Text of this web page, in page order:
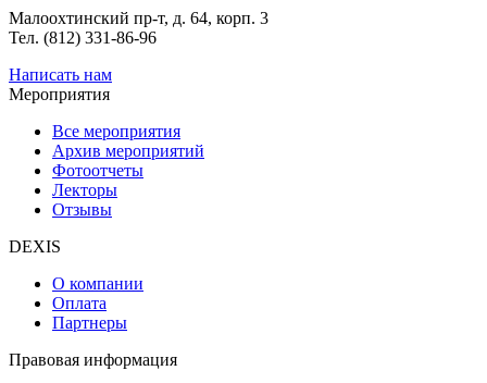
Малоохтинский пр-т, д. 64, корп. 3
Тел. (812) 331-86-96
Написать нам
Мероприятия
Все мероприятия
Архив мероприятий
Фотоотчеты
Лекторы
Отзывы
DEXIS
О компании
Оплата
Партнеры
Правовая информация